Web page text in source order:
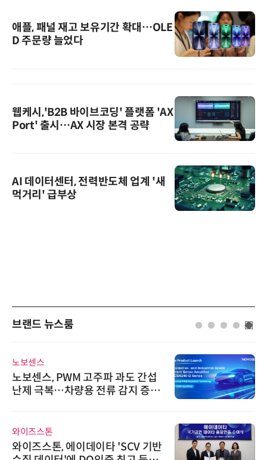
애플, 패널 재고 보유기간 확대…OLE
D 주문량 늘었다
웹케시,'B2B 바이브코딩' 플랫폼 'AX
Port' 출시…AX 시장 본격 공략
AI 데이터센터, 전력반도체 업계 '새
먹거리' 급부상
브랜드 뉴스룸
노보센스
노보센스, PWM 고주파 과도 간섭
난제 극복…차량용 전류 감지 증폭
와이즈스톤
와이즈스톤, 에이데이타 'SCV 기반